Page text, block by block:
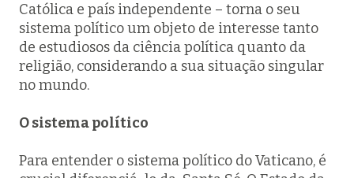
Católica e país independente – torna o seu
sistema político um objeto de interesse tanto
de estudiosos da ciência política quanto da
religião, considerando a sua situação singular
no mundo.
O sistema político
Para entender o sistema político do Vaticano, é